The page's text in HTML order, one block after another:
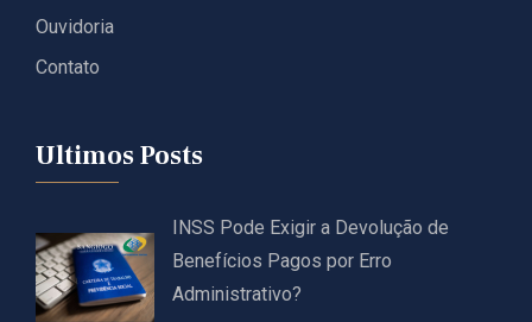
Ouvidoria
Contato
Ultimos Posts
INSS Pode Exigir a Devolução de
Benefícios Pagos por Erro
Administrativo?